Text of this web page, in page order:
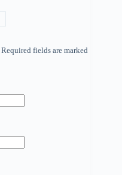
Required fields are marked